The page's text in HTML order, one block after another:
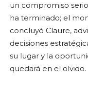
un compromiso
ha terminado; el
concluyó Claure,
decisiones
su lugar y la
quedará en el olvido.